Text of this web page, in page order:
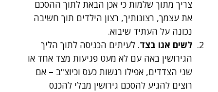
צריך מתוך שלמות כי אכן הבאת לתוך ההסכם
את עצמך, רצונותיך, רצון הילדים תוך חשיבה
נכונה על העתיד שיבוא.
לשים אגו בצד. לעיתים הכניסה לתוך הליך
הגירושין באה עם לא מעט פגיעות מצד אחד או
שני הצדדים, אפילו רגשות כעס וכיוצ"ב – אם
רוצים להגיע להסכם גירושין מבלי להכנס